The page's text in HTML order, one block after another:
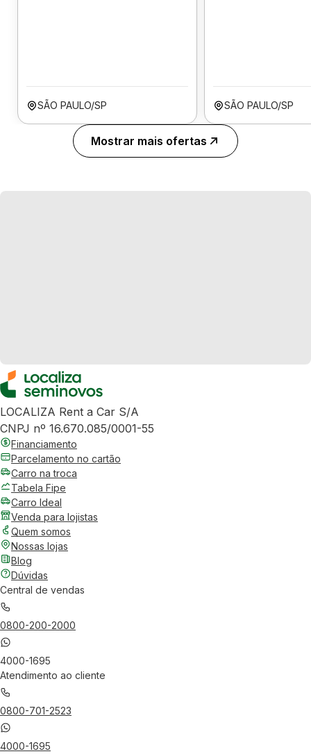
SÃO PAULO/SP SÃO PAULO/SP
Mostrar mais ofertas
LOCALIZA Rent a Car S/A
CNPJ nº 16.670.085/0001-55
Financiamento
Parcelamento no cartão
Carro na troca
Tabela Fipe
Carro Ideal
Venda para lojistas
Quem somos
Nossas lojas
Blog
Dúvidas
Central de vendas
0800-200-2000
4000-1695
Atendimento ao cliente
0800-701-2523
4000-1695